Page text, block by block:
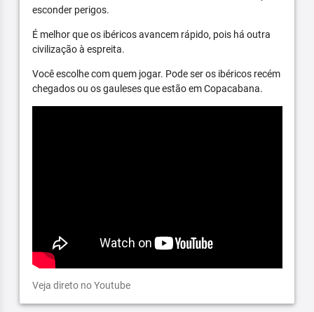
esconder perigos.
É melhor que os ibéricos avancem rápido, pois há outra
civilização à espreita.
Você escolhe com quem jogar. Pode ser os ibéricos recém
chegados ou os gauleses que estão em Copacabana.
Veja direto no Youtube